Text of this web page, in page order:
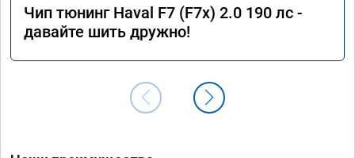
Чип тюнинг Haval F7 (F7x) 2.0 190 лс -
давайте шить дружно!